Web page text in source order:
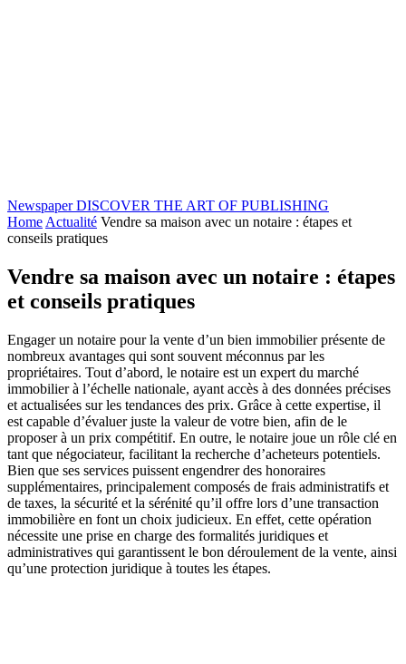
Newspaper DISCOVER THE ART OF PUBLISHING
Home Actualité Vendre sa maison avec un notaire : étapes et
conseils pratiques
Vendre sa maison avec un notaire : étapes
et conseils pratiques
Engager un notaire pour la vente d’un bien immobilier présente de
nombreux avantages qui sont souvent méconnus par les
propriétaires. Tout d’abord, le notaire est un expert du marché
immobilier à l’échelle nationale, ayant accès à des données précises
et actualisées sur les tendances des prix. Grâce à cette expertise, il
est capable d’évaluer juste la valeur de votre bien, afin de le
proposer à un prix compétitif. En outre, le notaire joue un rôle clé en
tant que négociateur, facilitant la recherche d’acheteurs potentiels.
Bien que ses services puissent engendrer des honoraires
supplémentaires, principalement composés de frais administratifs et
de taxes, la sécurité et la sérénité qu’il offre lors d’une transaction
immobilière en font un choix judicieux. En effet, cette opération
nécessite une prise en charge des formalités juridiques et
administratives qui garantissent le bon déroulement de la vente, ainsi
qu’une protection juridique à toutes les étapes.